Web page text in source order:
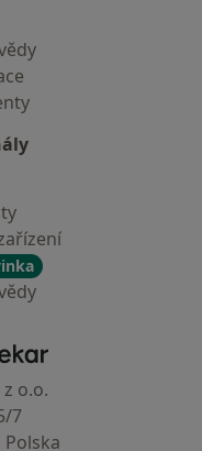
- Hlavní stránka
o.o.
7
Polska